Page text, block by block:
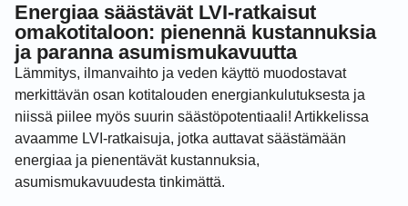
Energiaa säästävät LVI-ratkaisut
omakotitaloon: pienennä kustannuksia
ja paranna asumismukavuutta
Lämmitys, ilmanvaihto ja veden käyttö muodostavat
merkittävän osan kotitalouden energiankulutuksesta ja
niissä piilee myös suurin säästöpotentiaali! Artikkelissa
avaamme LVI-ratkaisuja, jotka auttavat säästämään
energiaa ja pienentävät kustannuksia,
asumismukavuudesta tinkimättä.